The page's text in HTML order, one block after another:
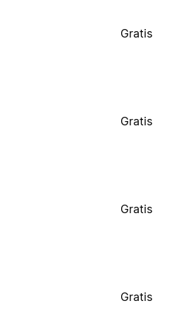
Gratis
Gratis
Gratis
Gratis